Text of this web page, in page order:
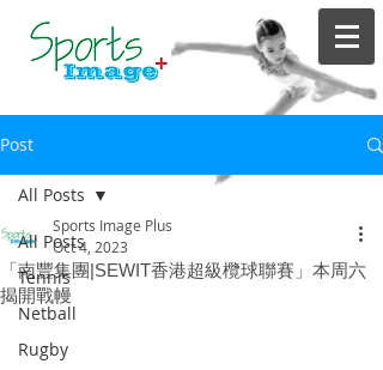
Post
All Posts
Tennis
Netball
Rugby
All Posts
「南豐集團|SEWIT香港超級欖球聯賽」本周六
揭開戰幔
Sports Image Plus
Oct 4, 2023